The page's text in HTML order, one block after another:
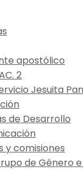
apostólico
2
Jesuita
de Desarrollo
y comisiones
de Género